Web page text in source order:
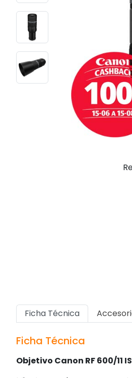
Ficha Técnica
Ficha Técnica
Objetivo Canon RF 600/11